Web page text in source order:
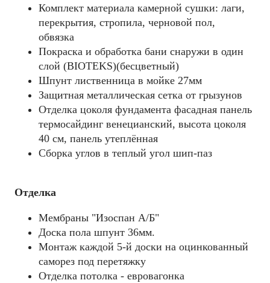
Комплект материала камерной сушки: лаги,
перекрытия, стропила, черновой пол,
обвязка
Покраска и обработка бани снаружи в один
слой (BIOTEKS)(бесцветный)
Шпунт лиственница в мойке 27мм
Защитная металлическая сетка от грызунов
Отделка цоколя фундамента фасадная панель
термосайдинг венецианский, высота цоколя
40 см, панель утеплённая
Сборка углов в теплый угол шип-паз
Отделка
Мембраны "Изоспан А/Б"
Доска пола шпунт 36мм.
Монтаж каждой 5-й доски на оцинкованный
саморез под перетяжку
Отделка потолка - евровагонка